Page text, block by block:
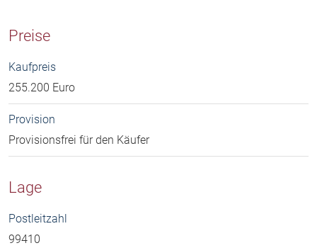
Preise
Kaufpreis
255.200 Euro
Provision
Provisionsfrei für den Käufer
Lage
Postleitzahl
99410